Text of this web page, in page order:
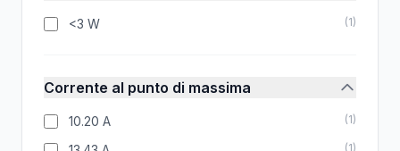
<3 W (1)
Corrente al punto di massima
10.20 A (1)
(1)